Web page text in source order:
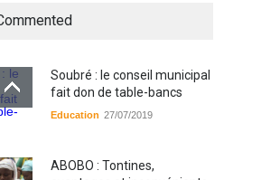
Soubré : le conseil municipal
fait don de table-bancs
Education 27/07/2019
ABOBO : Tontines,